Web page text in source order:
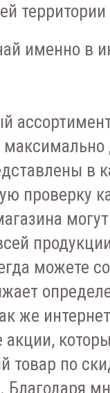
именно в
в
проверку
можете
же
акции,
товар по
Благодаря